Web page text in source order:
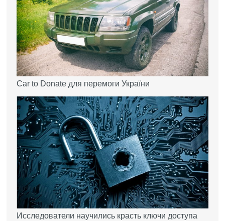
Car to Donate для перемоги України
Исследователи научились красть ключи доступа